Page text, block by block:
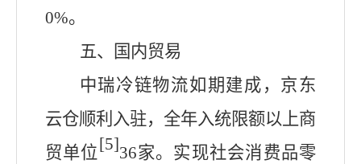
0%。
五、国内贸易
中瑞冷链物流如期建成，京东
云仓顺利入驻， 全年入统限额以上商
贸单位[5]36家。实现社会消费品零